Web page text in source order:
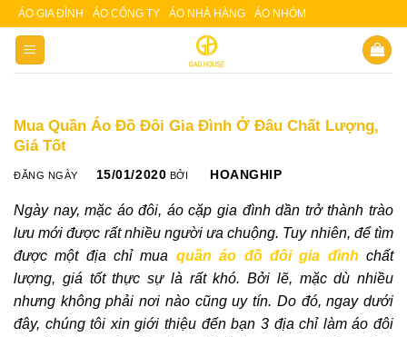
Skip
content
ÁO GIA ĐÌNH ÁO CÔNG TY ÁO NHÀ HÀNG ÁO NHÓM
Mua Quần Áo Đồ Đôi Gia Đình Ở Đâu Chất Lượng,
Giá Tốt
ĐĂNG NGÀY 15/01/2020 BỞI HOANGHIP
Ngày nay, mặc áo đôi, áo cặp gia đình dần trở thành trào
lưu mới được rất nhiều người ưa chuộng. Tuy nhiên, để tìm
được một địa chỉ mua quần áo đồ đôi gia đình chất
lượng, giá tốt thực sự là rất khó. Bởi lẽ, mặc dù nhiều
nhưng không phải nơi nào cũng uy tín. Do đó, ngay dưới
đây, chúng tôi xin giới thiệu đến bạn 3 địa chỉ làm áo đôi